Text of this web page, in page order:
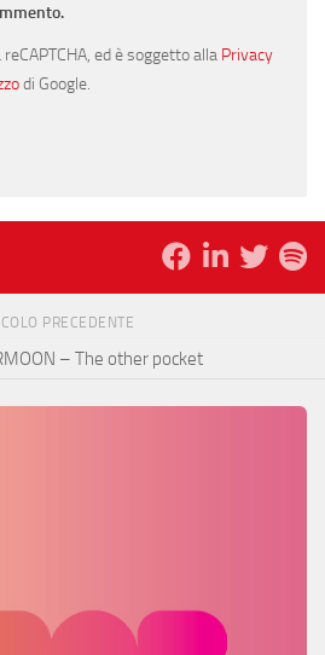
ed è soggetto alla Privacy
di Google.
PRECEDENTE
– The other pocket